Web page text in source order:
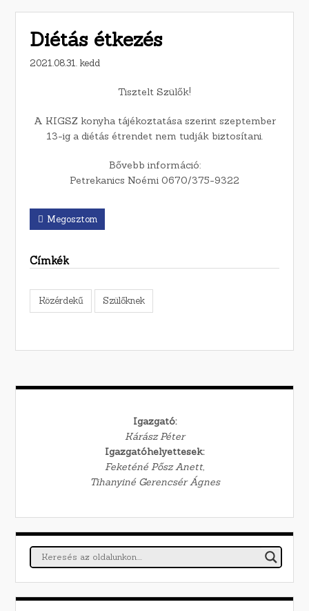
Diétás étkezés
2021.08.31. kedd
Tisztelt Szülők!
A KIGSZ konyha tájékoztatása szerint szeptember
13-ig a diétás étrendet nem tudják biztosítani.
Bővebb információ:
Petrekanics Noémi 0670/375-9322
Megosztom
Címkék
Közérdekű Szülőknek
Igazgató:
Kárász Péter
Igazgatóhelyettesek:
Feketéné Pősz Anett,
Tihanyiné Gerencsér Ágnes